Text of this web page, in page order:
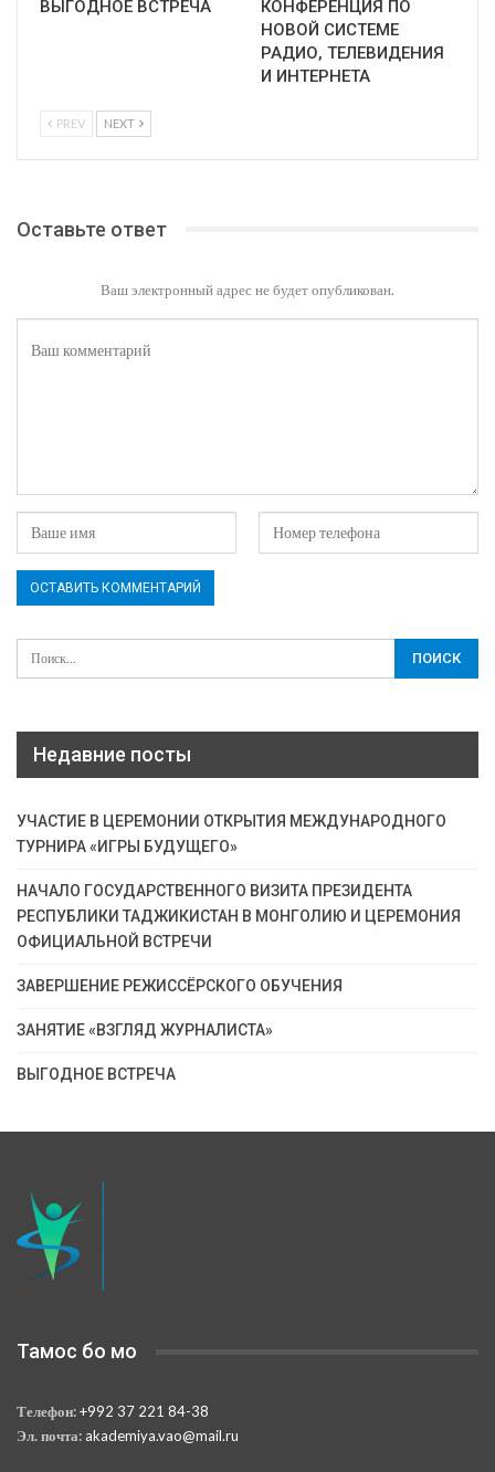
ВЫГОДНОЕ ВСТРЕЧА
КОНФЕРЕНЦИЯ ПО
НОВОЙ СИСТЕМЕ
РАДИО, ТЕЛЕВИДЕНИЯ
И ИНТЕРНЕТА
PREV NEXT
Оставьте ответ
Ваш электронный адрес не будет опубликован.
Недавние посты
УЧАСТИЕ В ЦЕРЕМОНИИ ОТКРЫТИЯ МЕЖДУНАРОДНОГО
ТУРНИРА «ИГРЫ БУДУЩЕГО»
НАЧАЛО ГОСУДАРСТВЕННОГО ВИЗИТА ПРЕЗИДЕНТА
РЕСПУБЛИКИ ТАДЖИКИСТАН В МОНГОЛИЮ И ЦЕРЕМОНИЯ
ОФИЦИАЛЬНОЙ ВСТРЕЧИ
ЗАВЕРШЕНИЕ РЕЖИССЁРСКОГО ОБУЧЕНИЯ
ЗАНЯТИЕ «ВЗГЛЯД ЖУРНАЛИСТА»
ВЫГОДНОЕ ВСТРЕЧА
Тамос бо мо
Телефон:+992 37 221 84-38
Эл. почта: akademiya.vao@mail.ru